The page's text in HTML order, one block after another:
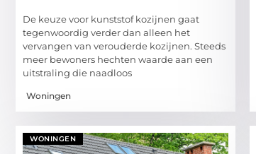
De keuze voor kunststof kozijnen gaat
tegenwoordig verder dan alleen het
vervangen van verouderde kozijnen. Steeds
meer bewoners hechten waarde aan een
uitstraling die naadloos
Woningen
WONINGEN